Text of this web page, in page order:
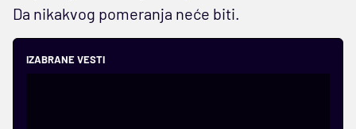
Da nikakvog pomeranja neće biti.
IZABRANE VESTI